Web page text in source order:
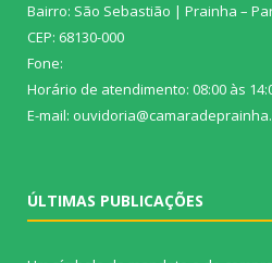
Bairro: São Sebastião | Prainha –
CEP: 68130-000
Fone:
Horário de atendimento: 08:00 às
E-mail:
ÚLTIMAS PUBLICAÇÕES